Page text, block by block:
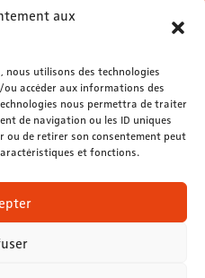
aux
nous utilisons des technologies
accéder aux informations des
nous permettra de traiter
de navigation ou les ID uniques
ou de retirer son consentement peut
et fonctions.
: 11h - 00h
32 01